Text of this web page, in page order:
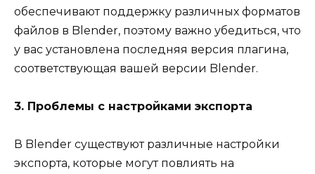
обеспечивают поддержку различных форматов
файлов в Blender, поэтому важно убедиться, что
у вас установлена последняя версия плагина,
соответствующая вашей версии Blender.
3. Проблемы с настройками экспорта
В Blender существуют различные настройки
экспорта, которые могут повлиять на